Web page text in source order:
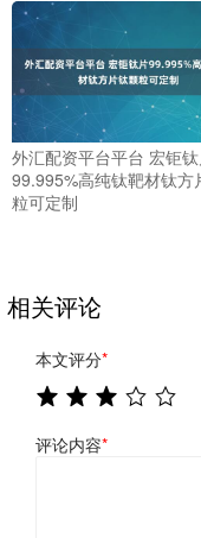
外汇配资平台平台 宏钜
99.995%高纯钛靶材钛方
粒可定制
相关评论
本文评分*
评论内容*